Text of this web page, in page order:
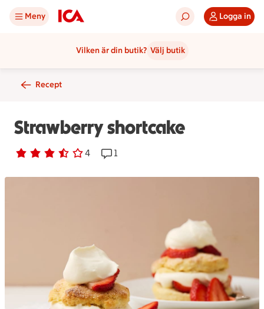
Meny Logga in
Vilken är din butik? Välj butik
Recept
Strawberry shortcake
Betyg 3.5 av 5. 4
4 personer har röstatReceptet har 1 kommentarer
1